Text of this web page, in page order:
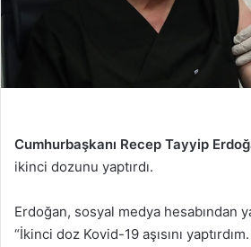
Cumhurbaşkanı Recep Tayyip
ikinci dozunu yaptırdı.
Erdoğan, sosyal medya hesabından
“İkinci doz Kovid-19 aşısını